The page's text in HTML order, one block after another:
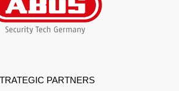
PARTNERS